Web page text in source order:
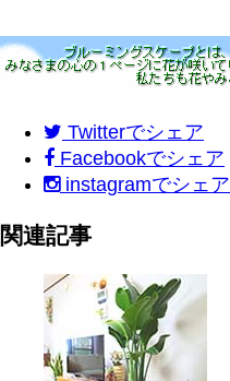
Twitterでシェア
Facebookでシェア
instagramでシェア
関連記事